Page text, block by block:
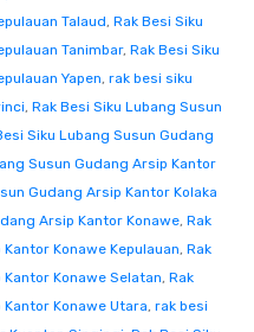
Talaud, Rak Besi Siku
Tanimbar, Rak Besi Siku
Yapen, rak besi siku
, Rak Besi Siku Lubang Susun
Siku Lubang Susun Gudang
Susun Gudang Arsip Kantor
Gudang Arsip Kantor Kolaka
Arsip Kantor Konawe, Rak
Konawe Kepulauan, Rak
Konawe Selatan, Rak
Konawe Utara, rak besi